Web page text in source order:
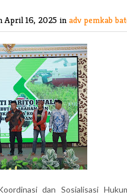
April 16, 2025 in adv pemkab
dan Sosialisasi